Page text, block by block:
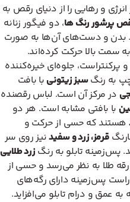
و رهایی را از دنیای رقص به
پرشور رنگ ها، دو فیگور زنانه
بدن و دست‌های آن‌ها به صورت
سمت بالا حرکت کرده‌اند.
جلوه‌ای خیره‌کننده
به رنگسبز زیتونی با بافت
در مرکز آن است. لباس رقصنده
با بافتی مشابه است. هر دو
هستند که حسی از حرکت و
قرمز، زرد و سفیدنیز روی سر
تابلو به رنگ زرد طلایی
طلا به نظر می‌رسد و حسی از
پس‌زمینه دارای رگه‌های
عمق و درام تابلو می‌افزاید.